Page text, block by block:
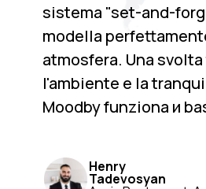
sistema "set-and-
modella
atmosfera. Una
l'ambiente e la
Moodby funziona и
Henry
Tadevosyan